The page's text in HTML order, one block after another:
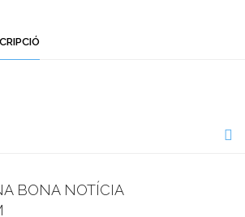
BONA NOTÍCIA